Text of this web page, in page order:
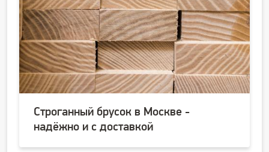
Строганный брусок в Москве -
надёжно и с доставкой